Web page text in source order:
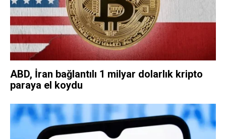
ABD, İran bağlantılı 1 milyar dolarlık kripto
paraya el koydu